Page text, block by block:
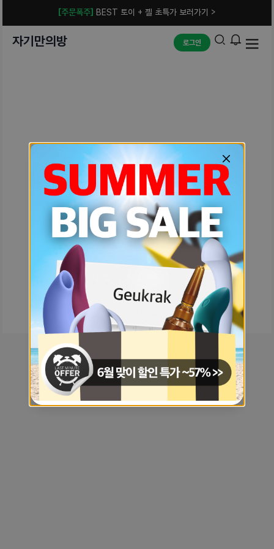
[주문폭주] BEST 토이 + 젤 초특가 보러가기 >
자기만의방 로그인
예상치 못한 에러입니다.